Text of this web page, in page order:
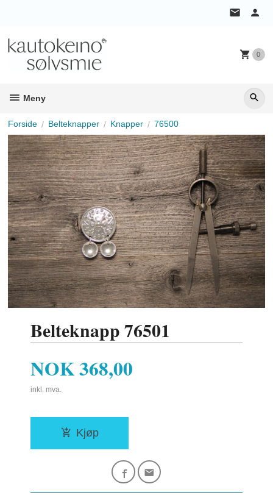
0
Meny
Forside Belteknapper Knapper 76500
Belteknapp 76501
Pris
NOK368,00
inkl. mva.
Kjøp